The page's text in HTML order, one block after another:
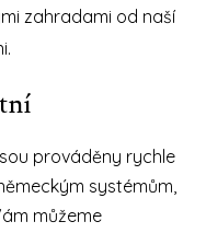
zahradami od naší
prováděny rychle
systémům,
můžeme